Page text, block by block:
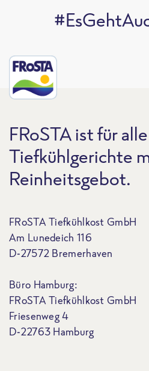
FRoSTA ist für
Tiefkühlgerichte
Reinheitsgebot.
FRoSTA Tiefkühlkost GmbH
Am Lunedeich 116
D-27572 Bremerhaven
Büro Hamburg:
FRoSTA Tiefkühlkost GmbH
Friesenweg 4
D-22763 Hamburg